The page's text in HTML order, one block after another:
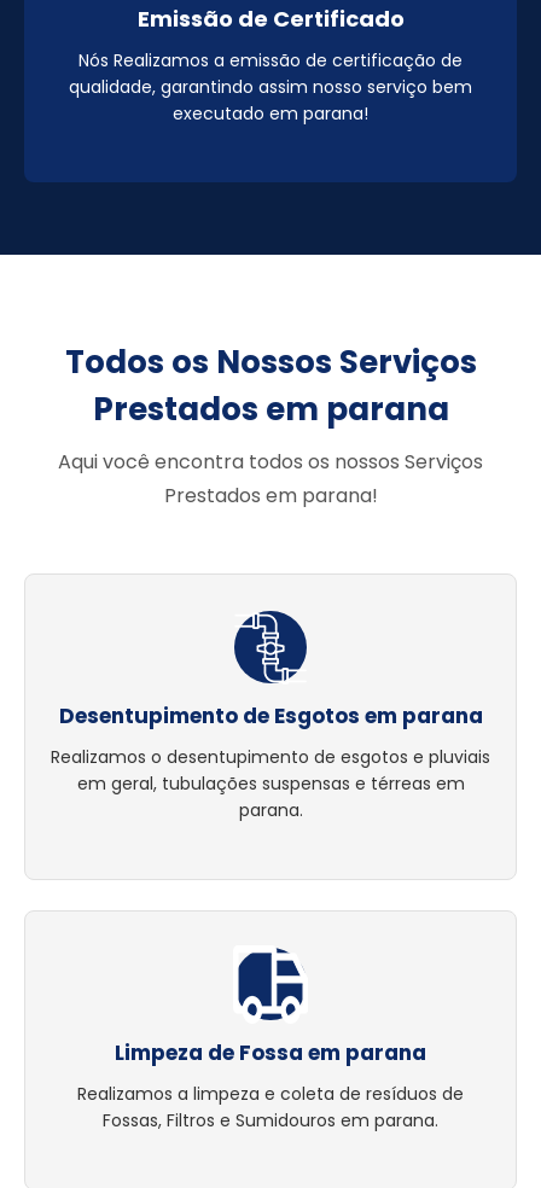
Emissão de Certificado
Nós Realizamos a emissão de certificação de
qualidade, garantindo assim nosso serviço bem
executado em parana!
Todos os Nossos Serviços
Prestados em parana
Aqui você encontra todos os nossos Serviços
Prestados em parana!
Desentupimento de Esgotos em parana
Realizamos o desentupimento de esgotos e pluviais
em geral, tubulações suspensas e térreas em
parana.
Limpeza de Fossa em parana
Realizamos a limpeza e coleta de resíduos de
Fossas, Filtros e Sumidouros em parana.